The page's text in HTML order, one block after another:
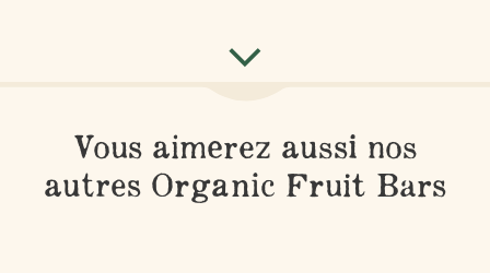
Vous aimerez aussi nos
autres Organic Fruit Bars